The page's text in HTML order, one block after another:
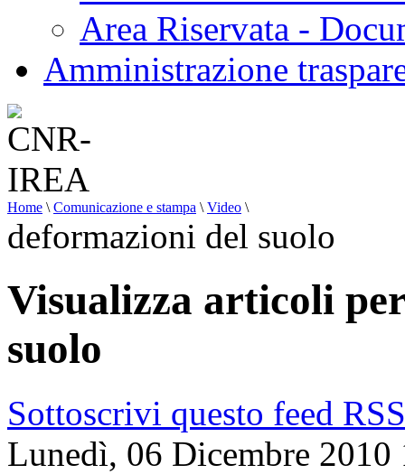
Area Riservata -
Amministrazione
Home \ Comunicazione e stampa \ Video \
deformazioni del suolo
Visualizza articoli
suolo
Sottoscrivi questo feed RSS
Lunedì, 06 Dicembre 2010